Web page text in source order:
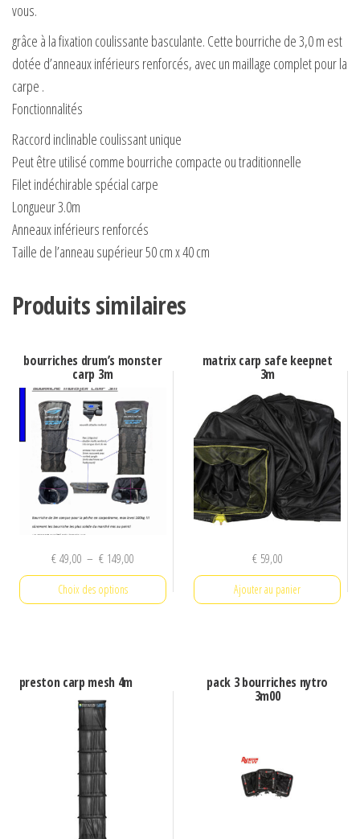
vous.
grâce à la fixation coulissante basculante. Cette bourriche de 3,0 m est
dotée d’anneaux inférieurs renforcés, avec un maillage complet pour la
carpe .
Fonctionnalités
Raccord inclinable coulissant unique
Peut être utilisé comme bourriche compacte ou traditionnelle
Filet indéchirable spécial carpe
Longueur 3.0m
Anneaux inférieurs renforcés
Taille de l’anneau supérieur 50 cm x 40 cm
Produits similaires
bourriches drum’s monster
carp 3m
€49,00 – € 149,00Plage
de
Choix des options
variations.
Les
options
peuvent
être
choisies
matrix carp safe keepnet
3m
€ 59,00
Ajouter au panier
preston carp mesh 4m pack 3 bourriches nytro
3m00